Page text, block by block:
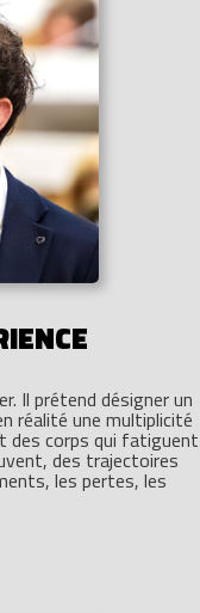
Il prétend désigner un
réalité une multiplicité
des corps qui fatiguent
des trajectoires
les pertes, les